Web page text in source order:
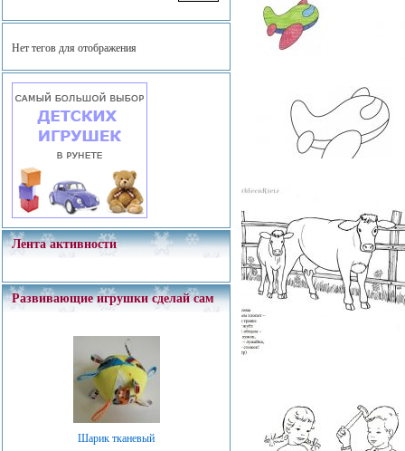
Нет тегов для отображения
Лента активности
Развивающие игрушки сделай сам
Шарик тканевый